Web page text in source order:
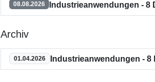
08.08.2026 Industrieanwendungen - 8
Archiv
01.04.2026 Industrieanwendungen - 8